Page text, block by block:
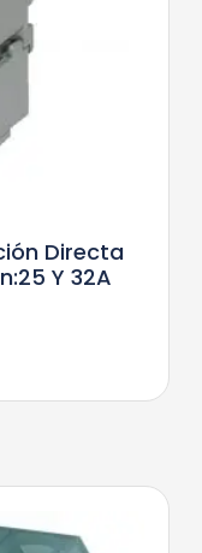
Directa
Y 32A